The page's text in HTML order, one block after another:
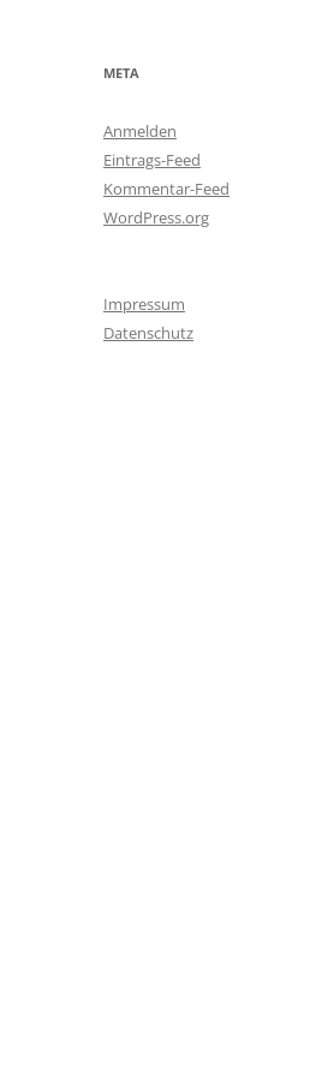
META
Anmelden
Eintrags-Feed
Kommentar-Feed
WordPress.org
Impressum
Datenschutz